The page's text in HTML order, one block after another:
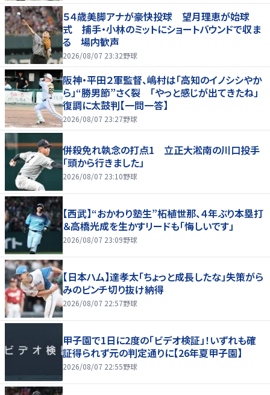
５４歳美脚アナが豪快投球 望月理恵が始球
式 捕手・小林のミットにショートバウンドで収ま
る 場内歓声
2026/08/07 23:32野球
阪神・平田２軍監督、嶋村は「高知のイノシシやか
ら」“勝男節”さく裂 「やっと感じが出てきたね」
復調に太鼓判【一問一答】
2026/08/07 23:27野球
併殺免れ執念の打点1 立正大淞南の川口投手
「頭から行きました」
2026/08/07 23:10野球
【西武】“おかわり塾生”柘植世那、４年ぶり本塁打
＆高橋光成を生かすリードも「悔しいです」
2026/08/07 23:09野球
【日本ハム】達孝太「ちょっと成長したな」失策がら
みのピンチ切り抜け納得
2026/08/07 22:57野球
甲子園で1日に2度の「ビデオ検証」！いずれも確
証得られず元の判定通りに【26年夏甲子園】
2026/08/07 22:55野球